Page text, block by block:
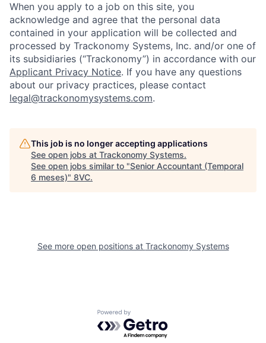
Fellowship
When you apply to a job on this site, you
acknowledge and agree that the personal data
contained in your application will be collected and
processed by Trackonomy Systems, Inc. and/or one of
its subsidiaries (“Trackonomy”) in accordance with our
Applicant Privacy Notice.­­­­­­­­­­­­­­­­­­­­­­­­­­­­­­­­­­ If you have any questions
about our privacy practices, please contact
legal@trackonomysystems.com.
This job is no longer accepting applications
See open jobs at Trackonomy Systems.
See open jobs similar to "Senior Accountant (Temporal
6 meses)" 8VC.
See more open positions at Trackonomy Systems
Powered by Getro.com